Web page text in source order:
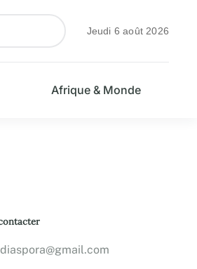
Jeudi 6 août 2026
Afrique & Monde